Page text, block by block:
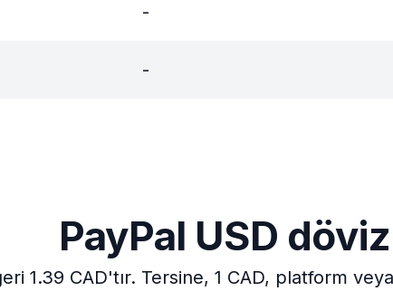
-
-
PayPal USD
1.39 CAD'tır. Tersine, 1 CAD, platform